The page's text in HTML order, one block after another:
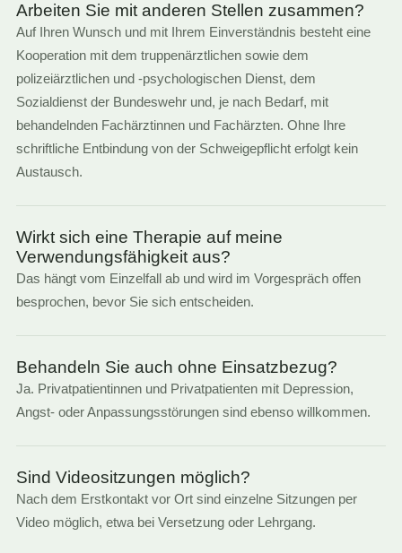
Arbeiten Sie mit anderen Stellen zusammen?
Auf Ihren Wunsch und mit Ihrem Einverständnis besteht eine
Kooperation mit dem truppenärztlichen sowie dem
polizeiärztlichen und -psychologischen Dienst, dem
Sozialdienst der Bundeswehr und, je nach Bedarf, mit
behandelnden Fachärztinnen und Fachärzten. Ohne Ihre
schriftliche Entbindung von der Schweigepflicht erfolgt kein
Austausch.
Wirkt sich eine Therapie auf meine
Verwendungsfähigkeit aus?
Das hängt vom Einzelfall ab und wird im Vorgespräch offen
besprochen, bevor Sie sich entscheiden.
Behandeln Sie auch ohne Einsatzbezug?
Ja. Privatpatientinnen und Privatpatienten mit Depression,
Angst- oder Anpassungsstörungen sind ebenso willkommen.
Sind Videositzungen möglich?
Nach dem Erstkontakt vor Ort sind einzelne Sitzungen per
Video möglich, etwa bei Versetzung oder Lehrgang.